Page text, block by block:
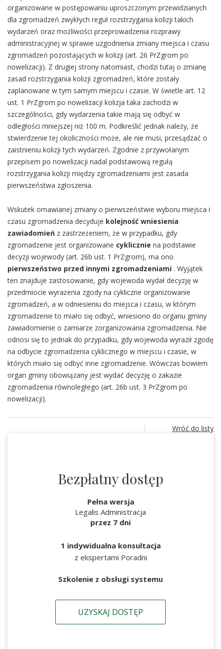
organizowane w postępowaniu uproszczonym przewidzianych
dla zgromadzeń zwykłych reguł rozstrzygania kolizji takich
wydarzeń oraz możliwości przeprowadzenia rozprawy
administracyjnej w sprawie uzgodnienia zmiany miejsca i czasu
zgromadzeń pozostających w kolizji (art. 26 PrZgrom po
nowelizacji). Z drugiej strony natomiast, chodzi tutaj o zmianę
zasad rozstrzygania kolizji zgromadzeń, które zostały
zaplanowane w tym samym miejscu i czasie. W świetle art. 12
ust. 1 PrZgrom po nowelizacji kolizja taka zachodzi w
szczególności, gdy wydarzenia takie mają się odbyć w
odległości mniejszej niż 100 m. Podkreślić jednak należy, że
stwierdzenie tej okoliczności może, ale nie musi, przesądzać o
zaistnieniu kolizji tych wydarzeń. Zgodnie z przywołanym
przepisem po nowelizacji nadal podstawową regułą
rozstrzygania kolizji między zgromadzeniami jest zasada
pierwszeństwa zgłoszenia.
Wskutek omawianej zmiany o pierwszeństwie wyboru miejsca i
czasu zgromadzenia decyduje kolejność wniesienia
zawiadomień z zastrzeżeniem, że w przypadku, gdy
zgromadzenie jest organizowane cyklicznie na podstawie
decyzji wojewody (art. 26b ust. 1 PrZgrom), ma ono
pierwszeństwo przed innymi zgromadzeniami . Wyjątek
ten znajduje zastosowanie, gdy wojewoda wydał decyzję w
przedmiocie wyrażenia zgody na cykliczne organizowanie
zgromadzeń, a w odniesieniu do miejsca i czasu, w którym
zgromadzenie to miało się odbyć, wniesiono do organu gminy
zawiadomienie o zamiarze zorganizowania zgromadzenia. Nie
odnosi się to jednak do przypadku, gdy wojewoda wyraził zgodę
na odbycie zgromadzenia cyklicznego w miejscu i czasie, w
których miało się odbyć inne zgromadzenie. Wówczas bowiem
organ gminy obowiązany jest wydać decyzję o zakazie
zgromadzenia równoległego (art. 26b ust. 3 PrZgrom po
nowelizacji).
Wróć do listy
Bezpłatny dostęp
Pełna wersja
Legalis Administracja
przez 7 dni
1 indywidualna konsultacja
z ekspertami Poradni
Szkolenie z obsługi systemu
UZYSKAJ DOSTĘP